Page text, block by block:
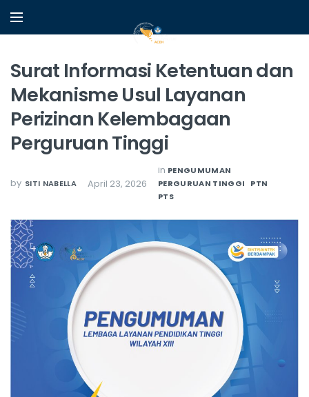
Surat Informasi Ketentuan dan
Mekanisme Usul Layanan
Perizinan Kelembagaan
Perguruan Tinggi
by SITI NABELLA April 23, 2026
in PENGUMUMAN
PERGURUAN TINGGI
PTN
PTS